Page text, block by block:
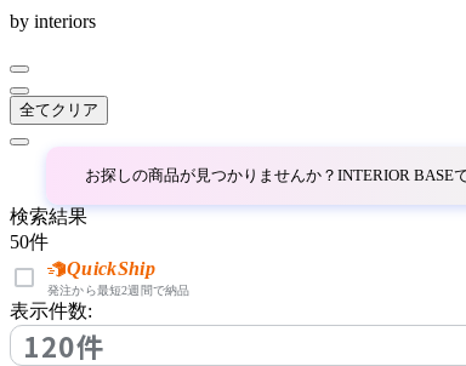
Andreu World
アンドリューワールド
ANONIMA CASTELLI
アノニマカステッリ
by interiors
全てクリア
お探しの商品が見つかりませんか？INTERIOR BASE
検索結果
50件
QuickShip
発注から最短2週間で納品
表示件数:
120件